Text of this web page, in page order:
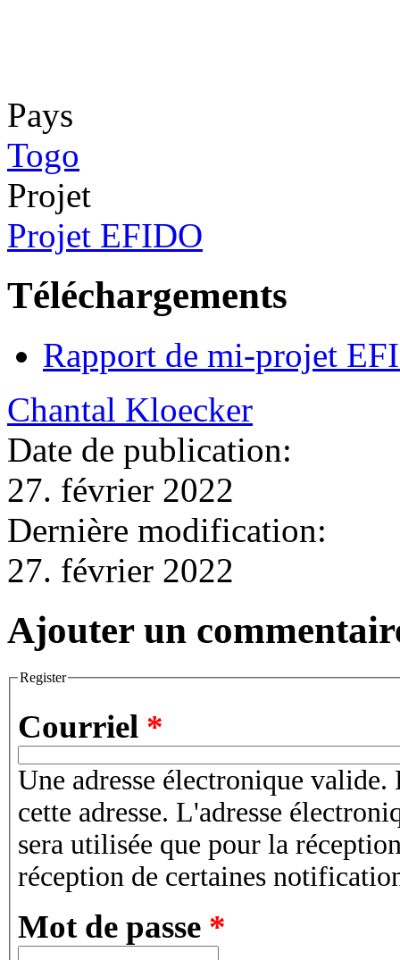
Pays
Togo
Projet
Projet EFIDO
Téléchargements
Rapport de mi-projet
Chantal Kloecker
Date de publication:
27. février 2022
Dernière modification:
27. février 2022
Ajouter un
Register
Courriel *
Une adresse électronique
cette adresse. L'adresse
sera utilisée que pour la
réception de certaines
Mot de passe *